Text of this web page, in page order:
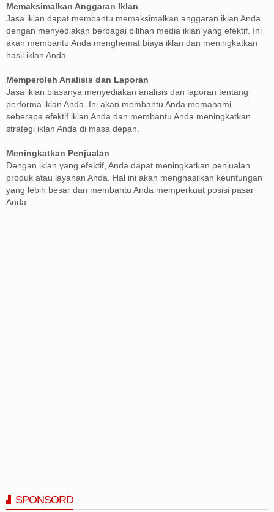
Memaksimalkan Anggaran Iklan
Jasa iklan dapat membantu memaksimalkan anggaran iklan Anda
dengan menyediakan berbagai pilihan media iklan yang efektif. Ini
akan membantu Anda menghemat biaya iklan dan meningkatkan
hasil iklan Anda.
Memperoleh Analisis dan Laporan
Jasa iklan biasanya menyediakan analisis dan laporan tentang
performa iklan Anda. Ini akan membantu Anda memahami
seberapa efektif iklan Anda dan membantu Anda meningkatkan
strategi iklan Anda di masa depan.
Meningkatkan Penjualan
Dengan iklan yang efektif, Anda dapat meningkatkan penjualan
produk atau layanan Anda. Hal ini akan menghasilkan keuntungan
yang lebih besar dan membantu Anda memperkuat posisi pasar
Anda.
SPONSORD